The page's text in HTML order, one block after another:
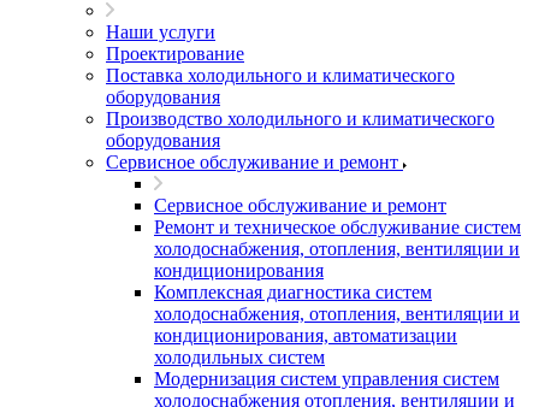
Наши услуги
Проектирование
Поставка холодильного и климатического
оборудования
Производство холодильного и климатического
оборудования
Сервисное обслуживание и ремонт
Сервисное обслуживание и ремонт
Ремонт и техническое обслуживание систем
холодоснабжения, отопления, вентиляции и
кондиционирования
Комплексная диагностика систем
холодоснабжения, отопления, вентиляции и
кондиционирования, автоматизации
холодильных систем
Модернизация систем управления систем
холодоснабжения отопления, вентиляции и